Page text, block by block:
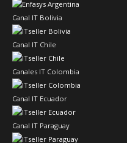
Canal IT Bolivia
Canal IT Chile
Canales IT Colombia
Canal IT Ecuador
Canal IT Paraguay